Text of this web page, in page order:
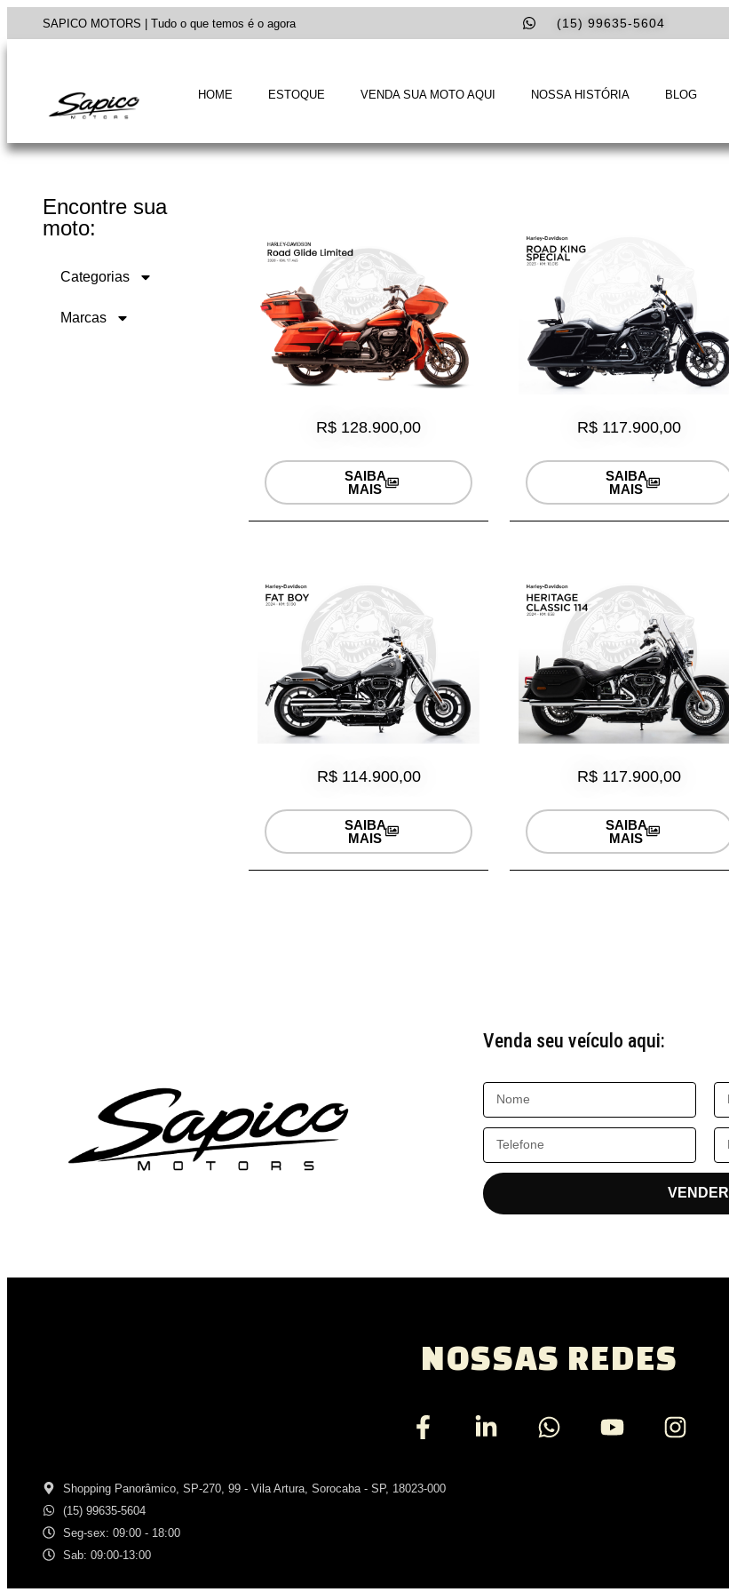
SAPICO MOTORS | Tudo o que temos é o agora (15) 99635-5604
HOME ESTOQUE VENDA SUA MOTO AQUI NOSSA HISTÓRIA BLOG
Encontre sua
moto:
Categorias
Marcas
R$ 128.900,00
SAIBA
MAIS
R$ 117.900,00
SAIBA
MAIS
R$ 114.900,00
SAIBA
MAIS
R$ 117.900,00
SAIBA
MAIS
Venda seu veículo aqui:
VENDER
NOSSAS REDES
Shopping Panorâmico, SP-270, 99 - Vila Artura, Sorocaba - SP, 18023-000
(15) 99635-5604
Seg-sex: 09:00 - 18:00
Sab: 09:00-13:00